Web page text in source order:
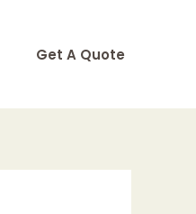
Get A Quote